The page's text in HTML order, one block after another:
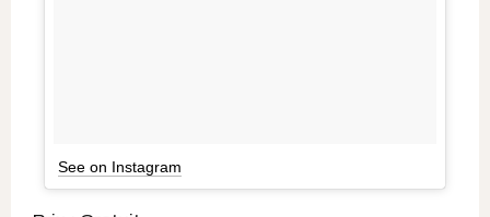
See on Instagram